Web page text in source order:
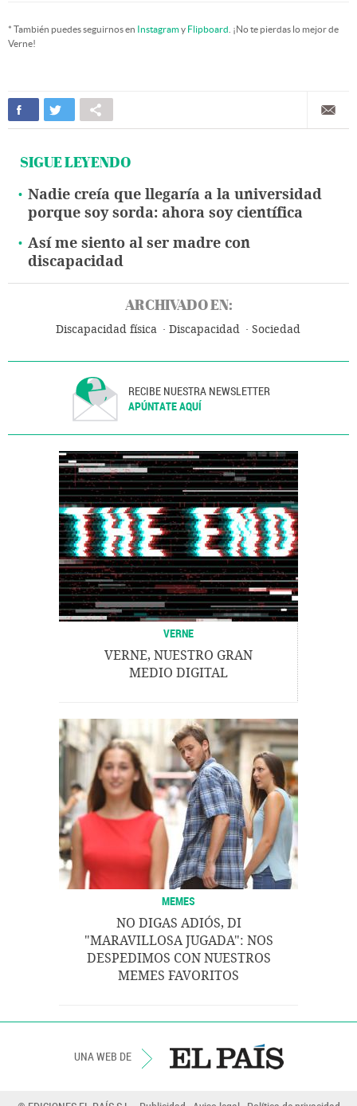
* También puedes seguirnos en Instagramy Flipboard . ¡No te pierdas lo mejor de
Verne!
SIGUE LEYENDO
Nadie creía que llegaría a la universidad
porque soy sorda: ahora soy científica
Así me siento al ser madre con
discapacidad
ARCHIVADO EN:
Discapacidad física Discapacidad Sociedad
RECIBE NUESTRA NEWSLETTER
APÚNTATE AQUÍ
VERNE
VERNE, NUESTRO GRAN
MEDIO DIGITAL
MEMES
NO DIGAS ADIÓS, DI
"MARAVILLOSA JUGADA": NOS
DESPEDIMOS CON NUESTROS
MEMES FAVORITOS
UNA WEB DE